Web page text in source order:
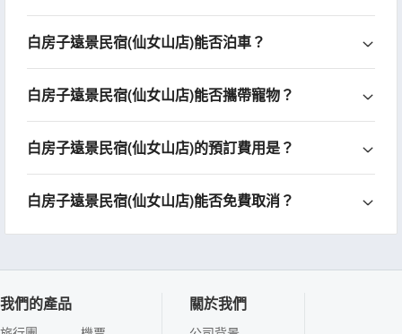
白房子遠景民宿(仙女山店)能否泊車？
白房子遠景民宿(仙女山店)能否攜帶寵物？
白房子遠景民宿(仙女山店)的預訂費用是？
白房子遠景民宿(仙女山店)能否免費取消？
我們的產品 關於我們